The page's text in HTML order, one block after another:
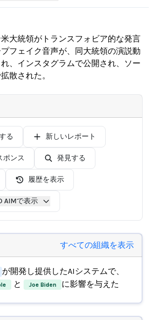
大統領がトランスフォビア的な発言
フェイク音声が、同大統領の演説動
、インスタグラムで公開され、ソー
散された。
る 新しいレポート
ポンス 発見する
履歴を表示
AIMで表示
すべての組織を表示
が開発し提供したAIシステムで、
と Joe Biden に影響を与えた